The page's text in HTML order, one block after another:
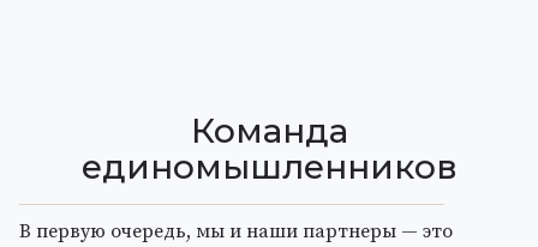
Команда
единомышленников
В первую очередь, мы и наши партнеры — это